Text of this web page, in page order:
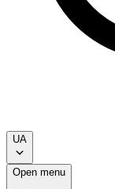
UA
Open menu